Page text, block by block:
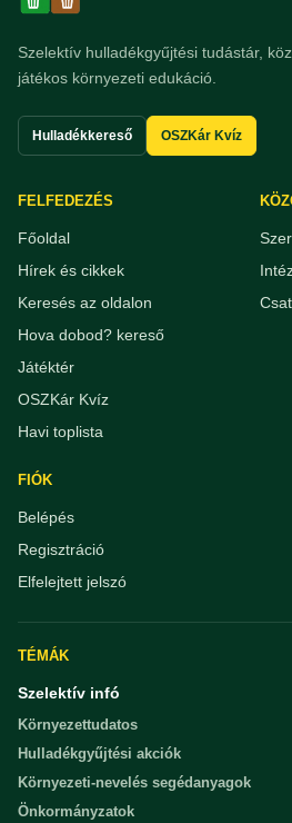
Szelektív hulladékgyűjtési tudástár,
játékos környezeti edukáció.
Hulladékkereső OSZKár Kvíz
FELFEDEZÉS
Főoldal
Hírek és cikkek
Keresés az oldalon
Hova dobod? kereső
Játéktér
OSZKár Kvíz
Havi toplista
FIÓK
Belépés
Regisztráció
Elfelejtett jelszó
TÉMÁK
Szelektív infó
Környezettudatos
Hulladékgyűjtési akciók
Környezeti-nevelés segédanyagok
Önkormányzatok